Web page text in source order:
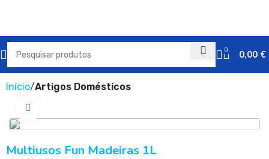
0 0,00 €
Início Artigos Domésticos
Multiusos Fun Madeiras 1L